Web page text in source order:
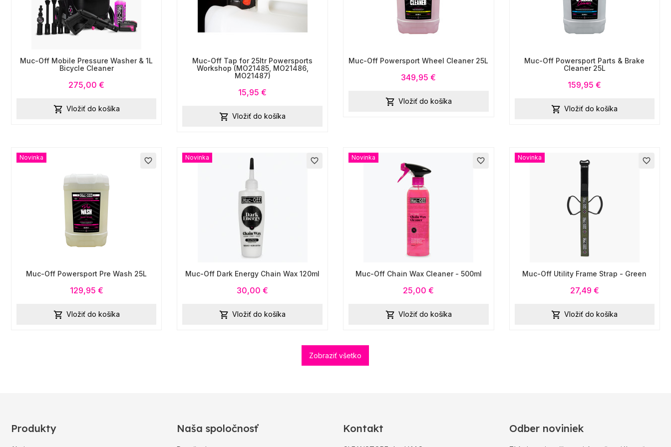
Muc-Off Mobile Pressure Washer & 1L
Bicycle Cleaner
275,00 €
 Vložiť do košíka
Muc-Off Tap for 25ltr Powersports
Workshop (MO21485, MO21486,
MO21487)
15,95 €
 Vložiť do košíka
Muc-Off Powersport Wheel Cleaner 25L
349,95 €
 Vložiť do košíka
Muc-Off Powersport Parts & Brake
Cleaner 25L
159,95 €
 Vložiť do košíka
favorite_border
Novinka
Muc-Off Powersport Pre Wash 25L
129,95 €
 Vložiť do košíka
favorite_border
Novinka
Muc-Off Dark Energy Chain Wax 120ml
30,00 €
 Vložiť do košíka
favorite_border
Novinka
Muc-Off Chain Wax Cleaner - 500ml
25,00 €
 Vložiť do košíka
favorite_border
Novinka
Muc-Off Utility Frame Strap - Green
27,49 €
 Vložiť do košíka
Zobraziť všetko
Produkty Naša spoločnosť Kontakt Odber noviniek